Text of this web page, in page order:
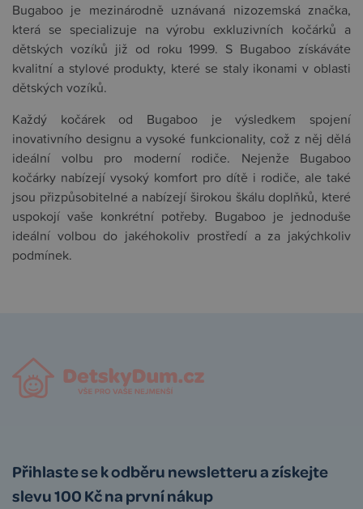
Bugaboo je mezinárodně uznávaná nizozemská značka,
která se specializuje na výrobu exkluzivních kočárků a
dětských vozíků již od roku 1999. S Bugaboo získáváte
kvalitní a stylové produkty, které se staly ikonami v oblasti
dětských vozíků.
Každý kočárek od Bugaboo je výsledkem spojení
inovativního designu a vysoké funkcionality, což z něj dělá
ideální volbu pro moderní rodiče. Nejenže Bugaboo
kočárky nabízejí vysoký komfort pro dítě i rodiče, ale také
jsou přizpůsobitelné a nabízejí širokou škálu doplňků, které
uspokojí vaše konkrétní potřeby. Bugaboo je jednoduše
ideální volbou do jakéhokoliv prostředí a za jakýchkoliv
podmínek.
Přihlaste se k odběru newsletteru a získejte
slevu 100 Kč na první nákup